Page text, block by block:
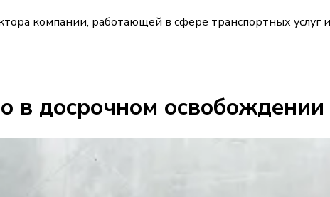
компании, работающей в сфере транспортных
в досрочном освобождении